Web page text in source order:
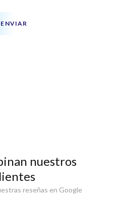
ENVIAR
nuestros
reseñas en Google